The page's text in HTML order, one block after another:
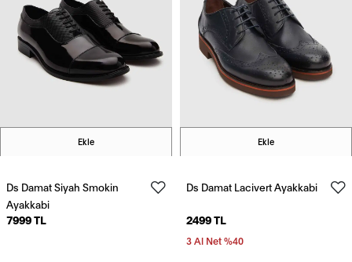
Ekle
Ds Damat Siyah Smokin
Ayakkabi
7999 TL
Ekle
Ds Damat Lacivert Ayakkabi
2499 TL
3 Al Net %40